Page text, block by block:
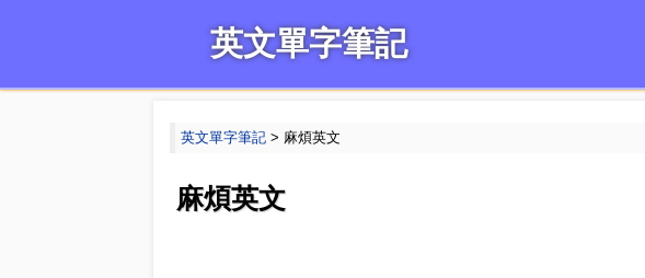
英文單字筆記
英文單字筆記> 麻煩英文
麻煩英文